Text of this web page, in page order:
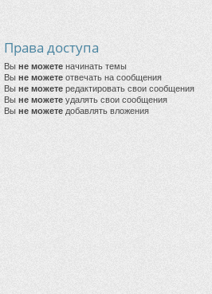
Права доступа
Вы не можете начинать темы
Вы не можете отвечать на сообщения
Вы не можете редактировать свои сообщения
Вы не можете удалять свои сообщения
Вы не можете добавлять вложения